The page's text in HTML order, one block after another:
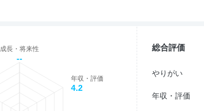
成長・将来性
--
年収・評価
4.2
総合評価
やりがい
年収・評価